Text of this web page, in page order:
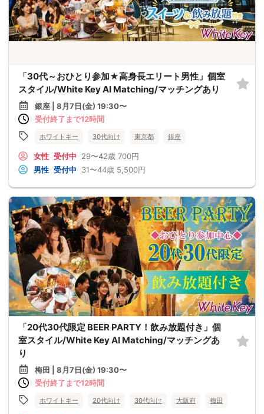
「30代～おひとり参加★高身長エリート男性」個室
スタイル/White Key AI Matching/マッチングあり
銀座 | 8月7日(金) 19:30〜
受付終了まで12時間
ホワイトキー 30代向け 東京都 銀座
女性 受付中 29〜42歳 700円
男性 受付中 31〜44歳 5,500円
「20代30代限定 BEER PARTY！飲み放題付き」個
室スタイル/White Key AI Matching/マッチングあ
り
梅田 | 8月7日(金) 19:30〜
受付終了まで12時間
ホワイトキー 20代向け 30代向け 大阪府 梅田